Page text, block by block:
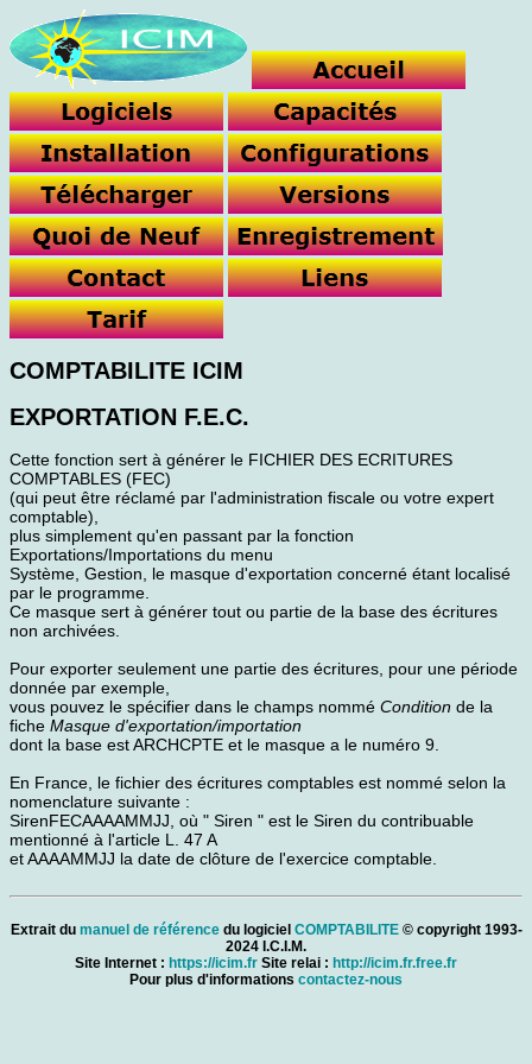
COMPTABILITE ICIM
EXPORTATION F.E.C.
Cette fonction sert à générer le FICHIER DES ECRITURES
COMPTABLES (FEC)
(qui peut être réclamé par l'administration fiscale ou votre expert
comptable),
plus simplement qu'en passant par la fonction
Exportations/Importations du menu
Système, Gestion, le masque d'exportation concerné étant localisé
par le programme.
Ce masque sert à générer tout ou partie de la base des écritures
non archivées.
Pour exporter seulement une partie des écritures, pour une période
donnée par exemple,
vous pouvez le spécifier dans le champs nommé Condition de la
fiche Masque d'exportation/importation
dont la base est ARCHCPTE et le masque a le numéro 9.
En France, le fichier des écritures comptables est nommé selon la
nomenclature suivante :
SirenFECAAAAMMJJ, où " Siren " est le Siren du contribuable
mentionné à l'article L. 47 A
et AAAAMMJJ la date de clôture de l'exercice comptable.
Extrait du manuel de référencedu logiciel COMPTABILITE© copyright 1993-
2024 I.C.I.M.
Site Internet : https://icim.fr Site relai : http://icim.fr.free.fr
Pour plus d'informations contactez-nous